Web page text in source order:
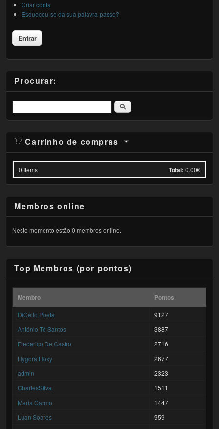
Criar conta
Esqueceu-se da sua palavra-passe?
Procurar:
Pesquisar
Carrinho de compras
0 Items Total: 0.00€
Membros online
Neste momento estão 0 membros online.
Top Membros (por pontos)
Membro Pontos
DiCello Poeta
9127
António Tê Santos
3887
Frederico De Castro
2716
Hygora Hoxy
2677
admin
2323
CharlesSilva
1511
Maria Carmo
1447
Luan Soares
959